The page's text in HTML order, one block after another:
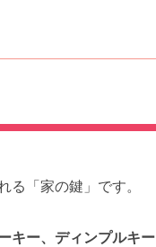
「家の鍵」です。
キー、ディンプルキー